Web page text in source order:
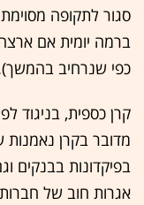
סגור לתקופה
ברמה יומית אם
כפי שנרחיב
קרן כספית, בניגוד
מדובר בקרן
בפיקדונות בבנקים
אגרות חוב של